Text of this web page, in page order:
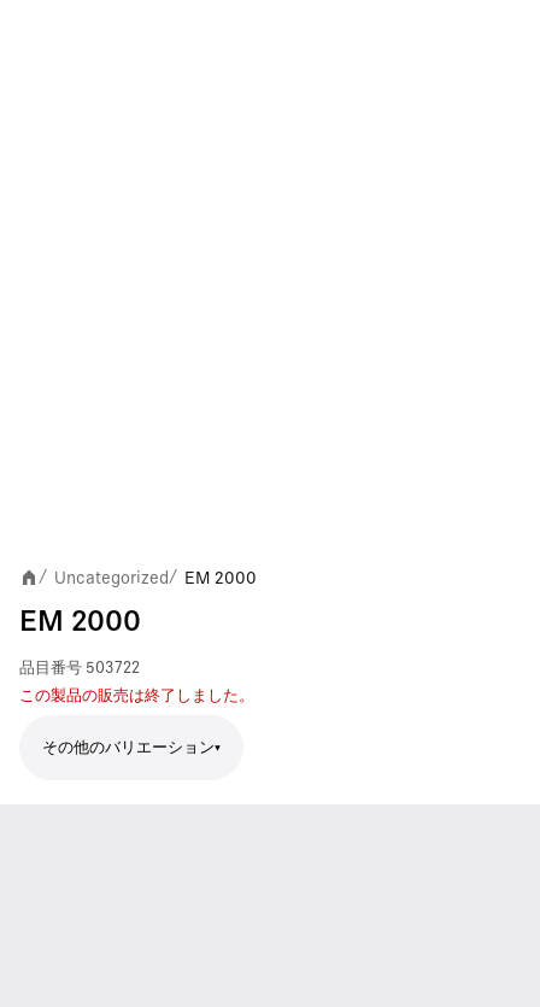
/ Uncategorized / EM 2000
EM 2000
品目番号 503722
この製品の販売は終了しました。
その他のバリエーション